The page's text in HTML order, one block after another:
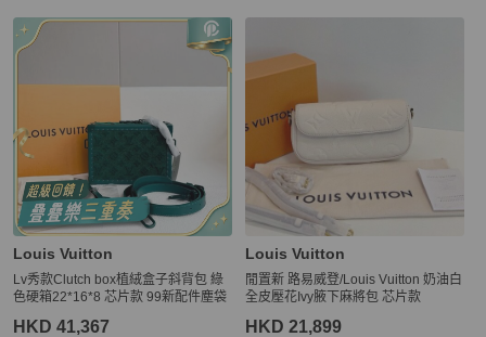
Louis Vuitton
Lv秀款Clutch box植絨盒子斜背包 綠
色硬箱22*16*8 芯片款 99新配件塵袋
HKD 41,367
Louis Vuitton
閒置新 路易威登/Louis Vuitton 奶油白
全皮壓花Ivy腋下麻將包 芯片款
HKD 21,899